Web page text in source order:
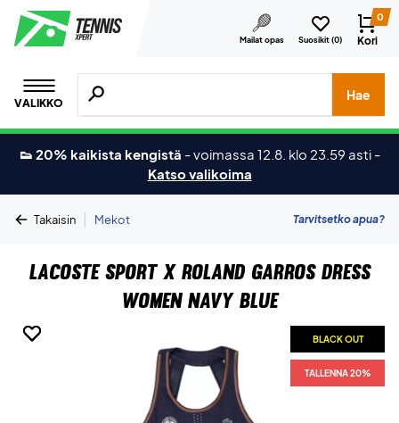
Mailat opas Suosikit (0)
0
Kori
VALIKKO
Hae tuotteita, merkkejä jne.
Hae
👟 20% kaikista kengistä -voimassa 12.8. klo 23.59 asti -
Katso valikoima
Takaisin | Mekot Tarvitsetko apua?
Lacoste Sport x Roland Garros Dress
Women Navy Blue
BLACK OUT
TALLENNA 20%
BLACK OUT
TALLENNA 20%
BLACK OUT
TALLENNA 20%